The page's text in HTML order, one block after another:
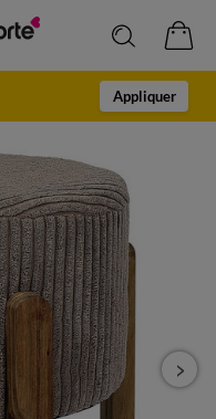
Appliquer